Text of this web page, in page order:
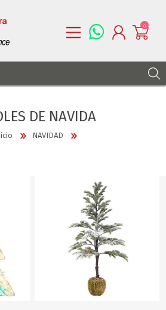
0
DE NAVIDA
NAVIDAD